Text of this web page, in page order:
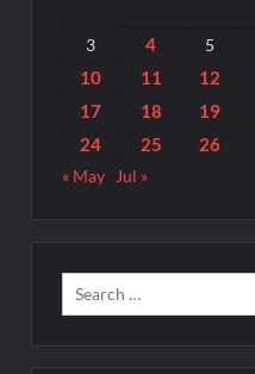
3 4 5
10 11 12
17
18 19
24
25 26
« May Jul »